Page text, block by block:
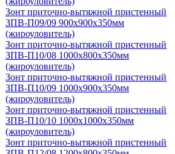
Зонт приточно-вытяжной пристенный
ЗПВ-П09/09 900х900х350мм
(жироуловитель)
Зонт приточно-вытяжной пристенный
ЗПВ-П10/08 1000х800х350мм
(жироуловитель)
Зонт приточно-вытяжной пристенный
ЗПВ-П10/09 1000х900х350мм
(жироуловитель)
Зонт приточно-вытяжной пристенный
ЗПВ-П10/10 1000х1000х350мм
(жироуловитель)
Зонт приточно-вытяжной пристенный